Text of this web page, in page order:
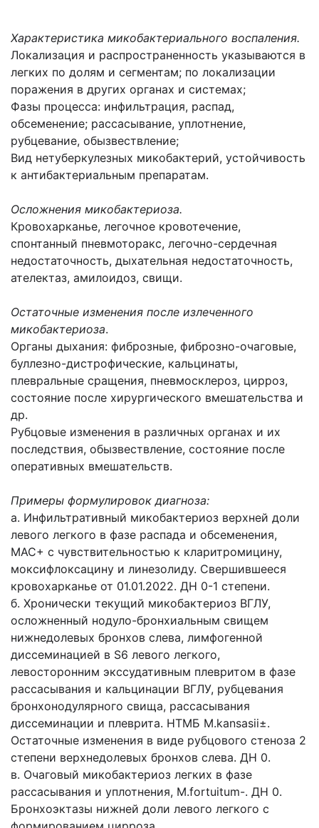
Характеристика микобактериального воспаления.
Локализация и распространенность указываются в
легких по долям и сегментам; по локализации
поражения в других органах и системах;
Фазы процесса: инфильтрация, распад,
обсеменение; рассасывание, уплотнение,
рубцевание, обызвествление;
Вид нетуберкулезных микобактерий, устойчивость
к антибактериальным препаратам.
Осложнения микобактериоза.
Кровохарканье, легочное кровотечение,
спонтанный пневмоторакс, легочно-сердечная
недостаточность, дыхательная недостаточность,
ателектаз, амилоидоз, свищи.
Остаточные изменения после излеченного
микобактериоза.
Органы дыхания: фиброзные, фиброзно-очаговые,
буллезно-дистрофические, кальцинаты,
плевральные сращения, пневмосклероз, цирроз,
состояние после хирургического вмешательства и
др.
Рубцовые изменения в различных органах и их
последствия, обызвествление, состояние после
оперативных вмешательств.
Примеры формулировок диагноза:
а. Инфильтративный микобактериоз верхней доли
левого легкого в фазе распада и обсеменения,
MАС+ с чувствительностью к кларитромицину,
моксифлоксацину и линезолиду. Свершившееся
кровохарканье от 01.01.2022. ДН 0-1 степени.
б. Хронически текущий микобактериоз ВГЛУ,
осложненный нодуло-бронхиальным свищем
нижнедолевых бронхов слева, лимфогенной
диссеминацией в S6 левого легкого,
левосторонним экссудативным плевритом в фазе
рассасывания и кальцинации ВГЛУ, рубцевания
бронхонодулярного свища, рассасывания
диссеминации и плеврита. НТМБ M.kansasii±.
Остаточные изменения в виде рубцового стеноза 2
степени верхнедолевых бронхов слева. ДН 0.
в. Очаговый микобактериоз легких в фазе
рассасывания и уплотнения, M.fortuitum-. ДН 0.
Бронхоэктазы нижней доли левого легкого с